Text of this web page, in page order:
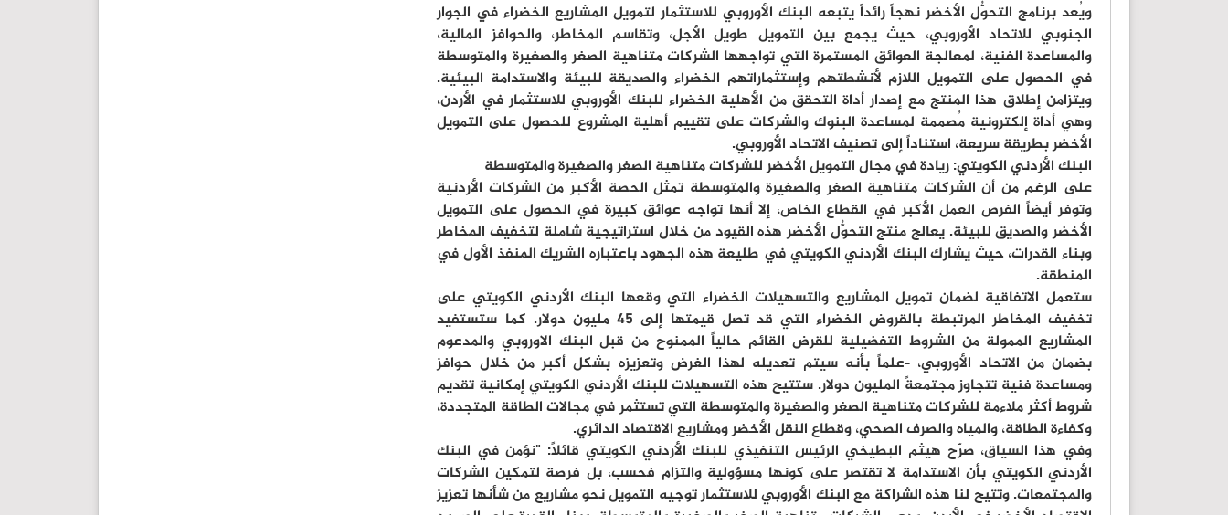
ويُعد برنامج التحوُّل الأخضر نهجاً رائداً يتبعه البنك الأوروبي للاستثمار لتمويل المشاريع الخضراء في الجوار
الجنوبي للاتحاد الأوروبي، حيث يجمع بين التمويل طويل الأجل، وتقاسم المخاطر، والحوافز المالية،
والمساعدة الفنية، لمعالجة العوائق المستمرة التي تواجهها الشركات متناهية الصغر والصغيرة والمتوسطة
في الحصول على التمويل اللازم لأنشطتهم وإستثماراتهم الخضراء والصديقة للبيئة والاستدامة البيئية.
ويتزامن إطلاق هذا المنتج مع إصدار أداة التحقق من الأهلية الخضراء للبنك الأوروبي للاستثمار في الأردن،
وهي أداة إلكترونية مُصممة لمساعدة البنوك والشركات على تقييم أهلية المشروع للحصول على التمويل
الأخضر بطريقة سريعة، استناداً إلى تصنيف الاتحاد الأوروبي.
البنك الأردني الكويتي: ريادة في مجال التمويل الأخضر للشركات متناهية الصغر والصغيرة والمتوسطة
على الرغم من أن الشركات متناهية الصغر والصغيرة والمتوسطة تمثل الحصة الأكبر من الشركات الأردنية
وتوفر أيضاً الفرص العمل الأكبر في القطاع الخاص، إلا أنها تواجه عوائق كبيرة في الحصول على التمويل
الأخضر والصديق للبيئة. يعالج منتج التحوُّل الأخضر هذه القيود من خلال استراتيجية شاملة لتخفيف المخاطر
وبناء القدرات، حيث يشارك البنك الأردني الكويتي في طليعة هذه الجهود باعتباره الشريك المنفذ الأول في
المنطقة.
ستعمل الاتفاقية لضمان تمويل المشاريع والتسهيلات الخضراء التي وقعها البنك الأردني الكويتي على
تخفيف المخاطر المرتبطة بالقروض الخضراء التي قد تصل قيمتها إلى 45 مليون دولار. كما ستستفيد
المشاريع الممولة من الشروط التفضيلية للقرض القائم حالياً الممنوح من قبل البنك الاوروبي والمدعوم
بضمان من الاتحاد الأوروبي، -علماً بأنه سيتم تعديله لهذا الغرض وتعزيزه بشكل أكبر من خلال حوافز
ومساعدة فنية تتجاوز مجتمعةً المليون دولار. ستتيح هذه التسهيلات للبنك الأردني الكويتي إمكانية تقديم
شروط أكثر ملاءمة للشركات متناهية الصغر والصغيرة والمتوسطة التي تستثمر في مجالات الطاقة المتجددة،
وكفاءة الطاقة، والمياه والصرف الصحي، وقطاع النقل الأخضر ومشاريع الاقتصاد الدائري.
وفي هذا السياق، صرّح هيثم البطيخي الرئيس التنفيذي للبنك الأردني الكويتي قائلًا: "نؤمن في البنك
الأردني الكويتي بأن الاستدامة لا تقتصر على كونها مسؤولية والتزام فحسب، بل فرصة لتمكين الشركات
والمجتمعات. وتتيح لنا هذه الشراكة مع البنك الأوروبي للاستثمار توجيه التمويل نحو مشاريع من شأنها تعزيز